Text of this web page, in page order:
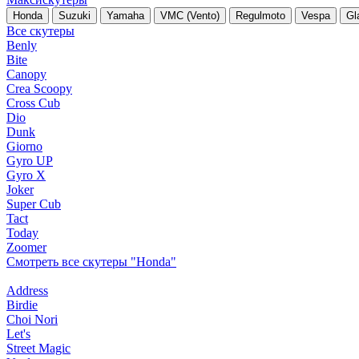
Honda Suzuki Yamaha VMC (Vento) Regulmoto Vespa
Все скутеры
Benly
Bite
Canopy
Crea Scoopy
Cross Cub
Dio
Dunk
Giorno
Gyro UP
Gyro X
Joker
Super Cub
Tact
Today
Zoomer
Смотреть все скутеры "Honda"
Address
Birdie
Choi Nori
Let's
Street Magic